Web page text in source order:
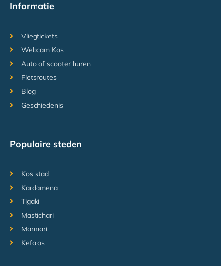
Informatie
Vliegtickets
Webcam Kos
Auto of scooter huren
Fietsroutes
Blog
Geschiedenis
Populaire steden
Kos stad
Kardamena
Tigaki
Mastichari
Marmari
Kefalos